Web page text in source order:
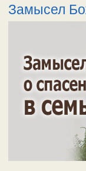
Замысел